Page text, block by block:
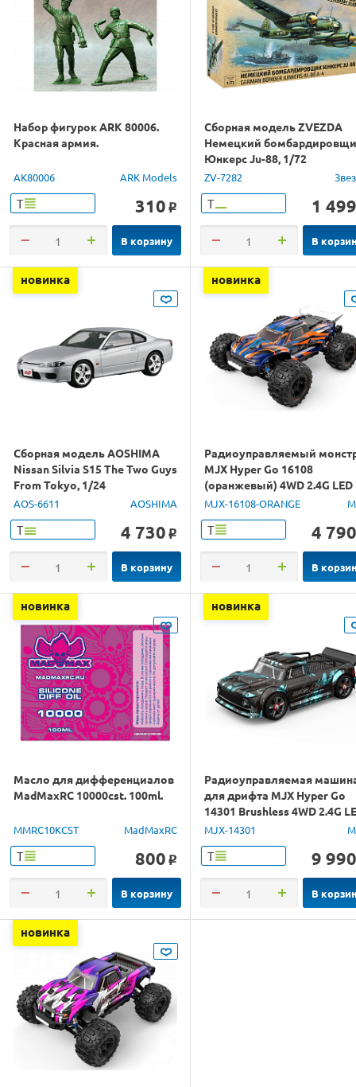
Набор фигурок ARK 80006.
Красная армия.
AK80006 ARK Models
Т 310 o
В корзину
Сборная модель ZVEZDA
Немецкий
Юнкерс Ju-88, 1/72
ZV-7282
Т 1 499
В
новинка
Сборная модель AOSHIMA
Nissan Silvia S15 The Two Guys
From Tokyo, 1/24
AOS-6611 AOSHIMA
Т 4 730 o
В корзину
новинка
Радиоуправляемый
MJX Hyper Go 16108
(оранжевый) 4WD 2.4G LED
1/16 RTR
MJX-16108-ORANGE
Т 4 790
В
новинка
Масло для дифференциалов
MadMaxRC 10000cst. 100ml.
MMRC10KCST MadMaxRC
Т 800 o
В корзину
новинка
Радиоуправляемая
для дрифта MJX Hyper Go
14301 Brushless 4WD 2.4G
1/14 RTR
MJX-14301
Т 9 990
В
новинка